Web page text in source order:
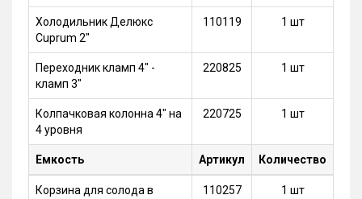
Холодильник Делюкс
Cuprum 2"
110119 1 шт
Переходник кламп 4" -
кламп 3"
220825 1 шт
Колпачковая колонна 4" на
4 уровня
220725 1 шт
Емкость Артикул Количество
Корзина для солода в
110257 1 шт